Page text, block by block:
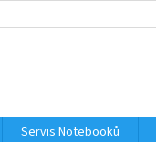
ÚDAJŮ
Servis Notebooků